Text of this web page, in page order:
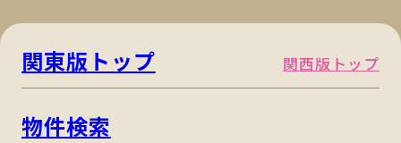
関東版トップ 関西版トップ
物件検索